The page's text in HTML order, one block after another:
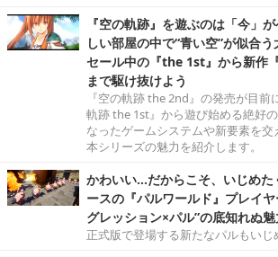
『空の軌跡』を遊ぶのは「今」
しい部屋の中で“青い空”が似合
セール中の『the 1st』から新作
まで駆け抜けよう
『空の軌跡 the 2nd』の発売が目
軌跡 the 1st』から遊び始める絶好
なったゲームシステムや新要素を
本シリーズの魅力を紹介します。
かわいい…だからこそ、いじめた
ースの『パルワールド』プレイ
グレッション×パル”の底知れぬ
正式版で登場する新たなパルもいじ